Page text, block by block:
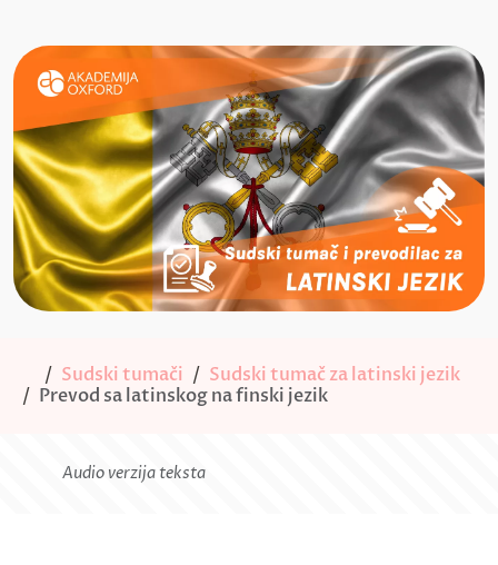
Sudski tumači
Sudski tumač za latinski jezik
Prevod sa latinskog na finski jezik
Audio verzija teksta